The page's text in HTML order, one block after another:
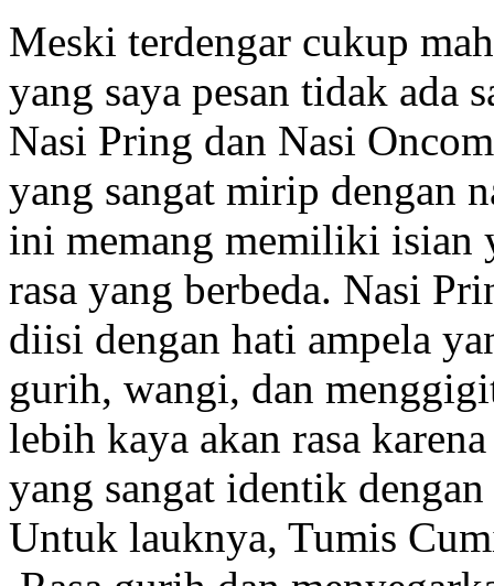
Meski terdengar cukup
yang saya pesan tidak ada
Nasi Pring dan Nasi
yang sangat mirip dengan
ini memang memiliki isian
rasa yang berbeda. Nasi
diisi dengan hati ampela
gurih, wangi, dan
lebih kaya akan rasa
yang sangat identik
Untuk lauknya, Tumis